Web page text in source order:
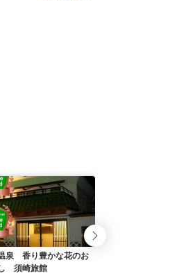
泉 香り豊かな花のお
須崎旅館